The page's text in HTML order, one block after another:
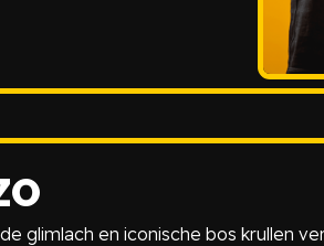
glimlach en iconische bos krullen